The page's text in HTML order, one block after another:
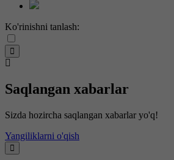
Ko'rinishni tanlash:
Saqlangan xabarlar
Sizda hozircha saqlangan xabarlar yo'q!
Yangiliklarni o'qish